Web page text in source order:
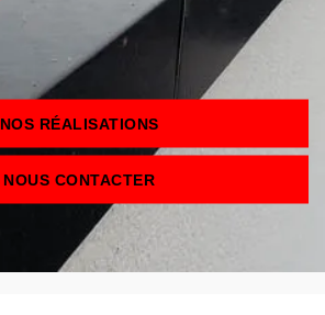
NOS RÉALISATIONS
NOUS CONTACTER